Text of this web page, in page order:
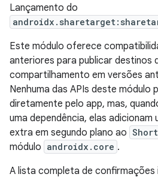
Lançamento do
Este módulo oferece
anteriores para publicar destinos
compartilhamento em versões
Nenhuma das APIs deste módulo
diretamente pelo app, mas,
uma dependência, elas adicionam
extra em segundo plano ao
módulo androidx.core .
A lista completa de confirmações